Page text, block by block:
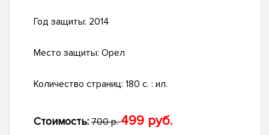
Год защиты: 2014
Место защиты: Орел
Количество страниц: 180 с. : ил.
Стоимость: 700 р.499 руб.